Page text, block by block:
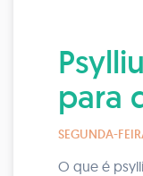
para
SEGUNDA-
O que é